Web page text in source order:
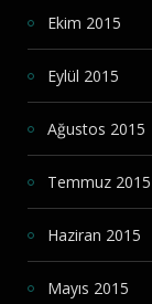
Ekim 2015
Eylül 2015
Ağustos 2015
Temmuz 2015
Haziran 2015
Mayıs 2015